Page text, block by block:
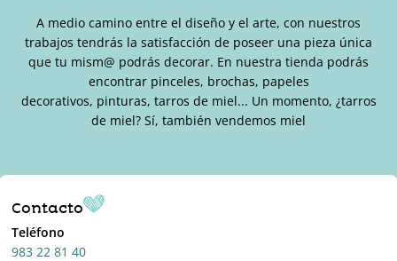
A medio camino entre el diseño y el arte, con nuestros
trabajos tendrás la satisfacción de poseer una pieza única
que tu mism@ podrás decorar. En nuestra tienda podrás
encontrar pinceles, brochas, papeles
decorativos, pinturas, tarros de miel... Un momento, ¿tarros
de miel? Sí, también vendemos miel
Contacto
Teléfono
983 22 81 40